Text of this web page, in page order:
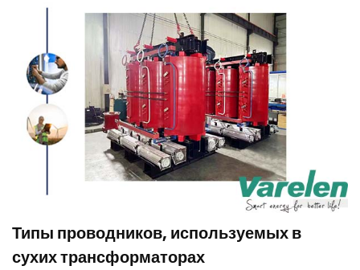
Типы проводников, используемых в
сухих трансформаторах